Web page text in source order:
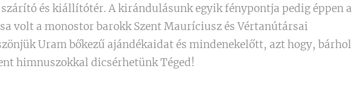
és kiállítótér. A kirándulásunk egyik fénypontja pedig éppen a
volt a monostor barokk Szent Mauríciusz és Vértanútársai
Uram bőkezű ajándékaidat és mindenekelőtt, azt hogy, bárhol
himnuszokkal dicsérhetünk Téged!